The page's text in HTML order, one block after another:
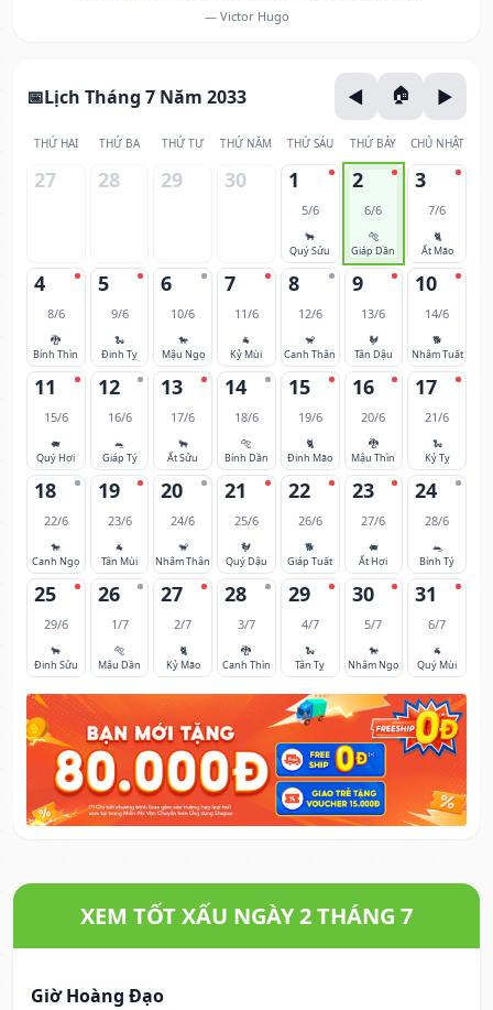
— Victor Hugo
Lịch Tháng 7 Năm 2033
THỨ HAI THỨ BA THỨ TƯ THỨ NĂM THỨ SÁU THỨ BẢY CHỦ NHẬT
27 28 29 30 1
5/6
🐂
Quý Sửu
2
6/6
🐅
Giáp Dần
3
7/6
🐈
Ất Mão
4
8/6
🐉
Bính Thìn
5
9/6
🐍
Đinh Tỵ
6
10/6
🐎
Mậu Ngọ
7
11/6
🐐
Kỷ Mùi
8
12/6
🐒
Canh Thân
9
13/6
🐓
Tân Dậu
10
14/6
🐕
Nhâm Tuất
11
15/6
🐖
Quý Hợi
12
16/6
🐀
Giáp Tý
13
17/6
🐂
Ất Sửu
14
18/6
🐅
Bính Dần
15
19/6
🐈
Đinh Mão
16
20/6
🐉
Mậu Thìn
17
21/6
🐍
Kỷ Tỵ
18
22/6
🐎
Canh Ngọ
19
23/6
🐐
Tân Mùi
20
24/6
🐒
Nhâm Thân
21
25/6
🐓
Quý Dậu
22
26/6
🐕
Giáp Tuất
23
27/6
🐖
Ất Hợi
24
28/6
🐀
Bính Tý
25
29/6
🐂
Đinh Sửu
26
1/7
🐅
Mậu Dần
27
2/7
🐈
Kỷ Mão
28
3/7
🐉
Canh Thìn
29
4/7
🐍
Tân Tỵ
30
5/7
🐎
Nhâm Ngọ
31
6/7
🐐
Quý Mùi
XEM TỐT XẤU NGÀY 2 THÁNG 7
Giờ Hoàng Đạo